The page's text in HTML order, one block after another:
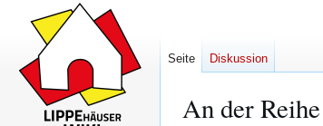
An der
Seite Diskussion